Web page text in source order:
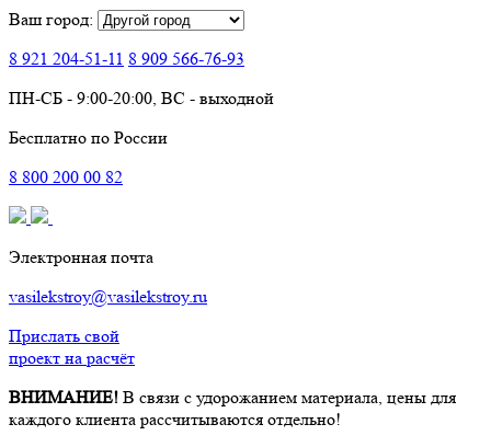
Ваш город:
8 921 204-51-11 8 909 566-76-93
ПН-СБ - 9:00-20:00, ВС - выходной
Бесплатно по России
8 800 200 00 82
Электронная почта
vasilekstroy@vasilekstroy.ru
Прислать свой
проект на расчёт
ВНИМАНИЕ! В связи с удорожанием материала, цены для
каждого клиента рассчитываются отдельно!